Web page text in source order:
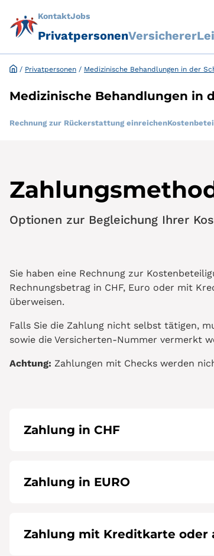
KontaktJobs
PrivatpersonenVersicherer
/ Privatpersonen / Medizinische Behandlungen in der
Medizinische Behandlungen in
Rechnung zur Rückerstattung einreichen
Optionen zur Begleichung Ihrer
Sie haben eine Rechnung zur
Rechnungsbetrag in CHF, Euro oder mit
überweisen.
Falls Sie die Zahlung nicht selbst tätigen,
sowie die Versicherten-Nummer vermerkt
Achtung: Zahlungen mit Checks werden
Zahlung in CHF
Zahlung in EURO
Zahlung mit Kreditkarte oder